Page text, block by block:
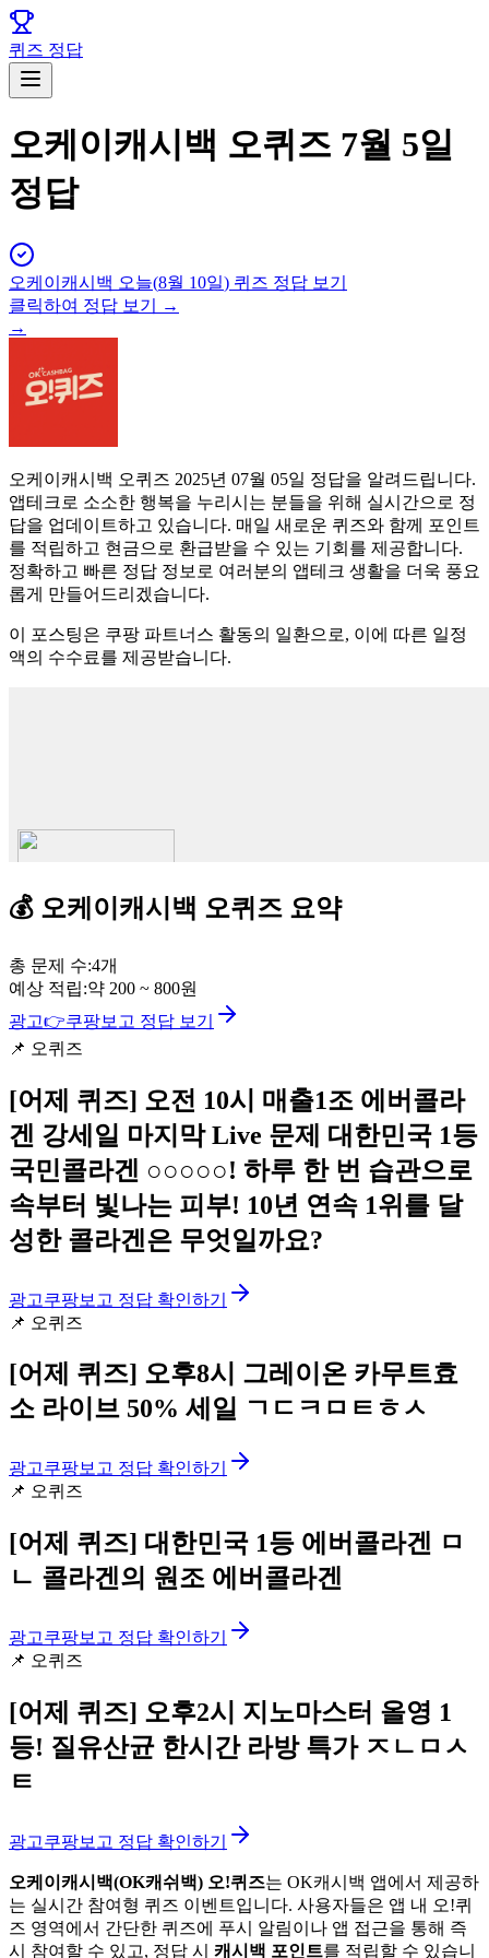
퀴즈 정답
오케이캐시백 오퀴즈 7월 5일
정답
오케이캐시백 오늘(8월 10일) 퀴즈 정답 보기
클릭하여 정답 보기 →
→
오케이캐시백 오퀴즈 2025년 07월 05일 정답을 알려드립니다.
앱테크로 소소한 행복을 누리시는 분들을 위해 실시간으로 정
답을 업데이트하고 있습니다. 매일 새로운 퀴즈와 함께 포인트
를 적립하고 현금으로 환급받을 수 있는 기회를 제공합니다.
정확하고 빠른 정답 정보로 여러분의 앱테크 생활을 더욱 풍요
롭게 만들어드리겠습니다.
이 포스팅은 쿠팡 파트너스 활동의 일환으로, 이에 따른 일정
액의 수수료를 제공받습니다.
💰 오케이캐시백 오퀴즈 요약
총 문제 수:4개
예상 적립:약 200 ~ 800원
광고👉쿠팡보고 정답 보기
📌 오퀴즈
[어제 퀴즈] 오전 10시 매출1조 에버콜라
겐 강세일 마지막 Live 문제 대한민국 1등
국민콜라겐 ○○○○○! 하루 한 번 습관으로
속부터 빛나는 피부! 10년 연속 1위를 달
성한 콜라겐은 무엇일까요?
광고쿠팡보고 정답 확인하기
📌 오퀴즈
[어제 퀴즈] 오후8시 그레이온 카무트효
소 라이브 50% 세일 ㄱㄷㅋㅁㅌㅎㅅ
광고쿠팡보고 정답 확인하기
📌 오퀴즈
[어제 퀴즈] 대한민국 1등 에버콜라겐 ㅁ
ㄴ 콜라겐의 원조 에버콜라겐
광고쿠팡보고 정답 확인하기
📌 오퀴즈
[어제 퀴즈] 오후2시 지노마스터 올영 1
등! 질유산균 한시간 라방 특가 ㅈㄴㅁㅅ
ㅌ
광고쿠팡보고 정답 확인하기
오케이캐시백(OK캐쉬백) 오!퀴즈는 OK캐시백 앱에서 제공하
는 실시간 참여형 퀴즈 이벤트입니다. 사용자들은 앱 내 오!퀴
즈 영역에서 간단한 퀴즈에 푸시 알림이나 앱 접근을 통해 즉
시 참여할 수 있고, 정답 시 캐시백 포인트를 적립할 수 있습니